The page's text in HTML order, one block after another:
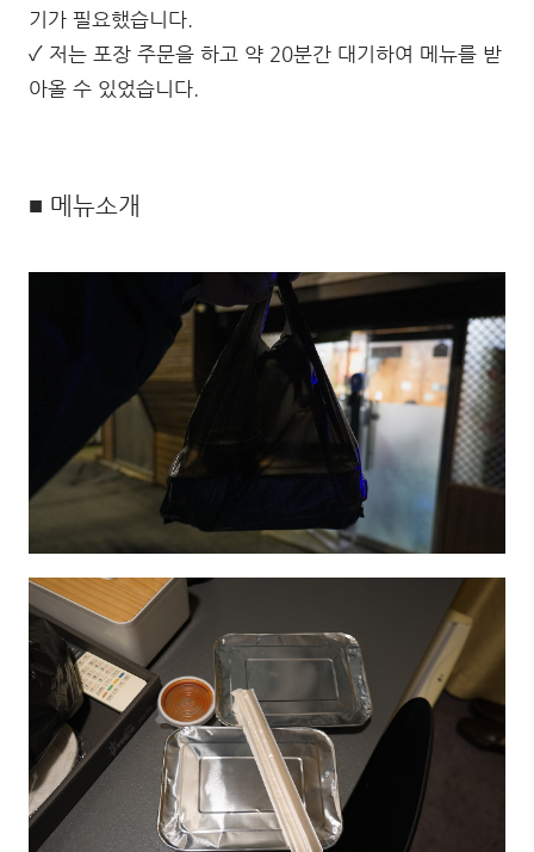
기가 필요했습니다.
✓ 저는 포장 주문을 하고 약 20분간 대기하여 메뉴를 받
아올 수 있었습니다.
■ 메뉴소개